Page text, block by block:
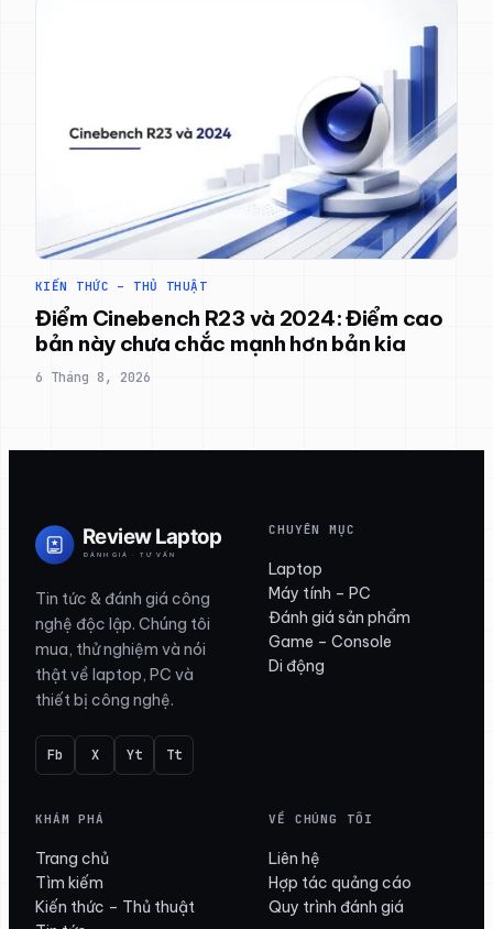
KIẾN THỨC – THỦ THUẬT
Điểm Cinebench R23 và 2024: Điểm cao
bản này chưa chắc mạnh hơn bản kia
6 Tháng 8, 2026
Tin tức & đánh giá công
nghệ độc lập. Chúng tôi
mua, thử nghiệm và nói
thật về laptop, PC và
thiết bị công nghệ.
Fb X Yt Tt
CHUYÊN MỤC
Laptop
Máy tính – PC
Đánh giá sản phẩm
Game – Console
Di động
KHÁM PHÁ
Trang chủ
Tìm kiếm
Kiến thức – Thủ thuật
VỀ CHÚNG TÔI
Liên hệ
Hợp tác quảng cáo
Quy trình đánh giá